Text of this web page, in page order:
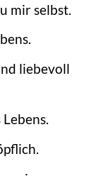
mir selbst.
liebevoll